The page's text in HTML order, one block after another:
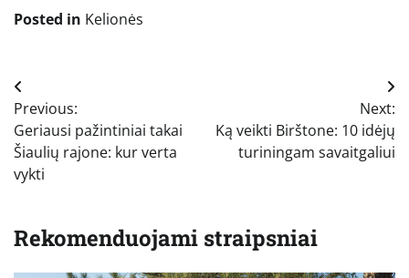
Posted in Kelionės
Navigacija
tarp
įrašų
Previous:
Geriausi pažintiniai takai
Šiaulių rajone: kur verta
vykti
Next:
Ką veikti Birštone: 10 idėjų
turiningam savaitgaliui
Rekomenduojami straipsniai